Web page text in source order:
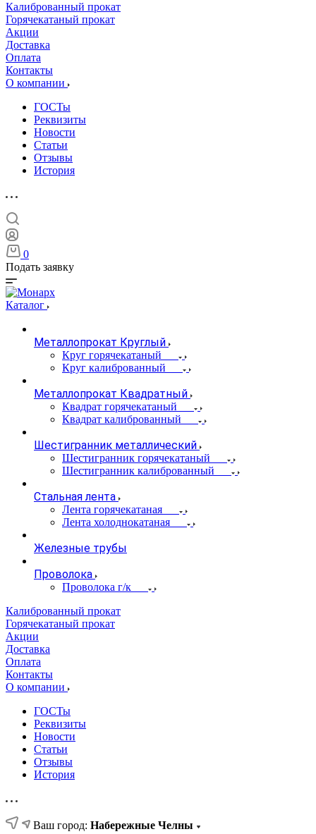
Калиброванный прокат
Горячекатаный прокат
Акции
Доставка
Оплата
Контакты
О компании
ГОСТы
Реквизиты
Новости
Статьи
Отзывы
История
0
Подать заявку
Каталог
Металлопрокат Круглый
Круг горячекатаный
Круг калиброванный
Металлопрокат Квадратный
Квадрат горячекатаный
Квадрат калиброванный
Шестигранник металлический
Шестигранник горячекатаный
Шестигранник калиброванный
Стальная лента
Лента горячекатаная
Лента холоднокатаная
Железные трубы
Проволока
Проволока г/к
Калиброванный прокат
Горячекатаный прокат
Акции
Доставка
Оплата
Контакты
О компании
ГОСТы
Реквизиты
Новости
Статьи
Отзывы
История
Ваш город: Набережные Челны